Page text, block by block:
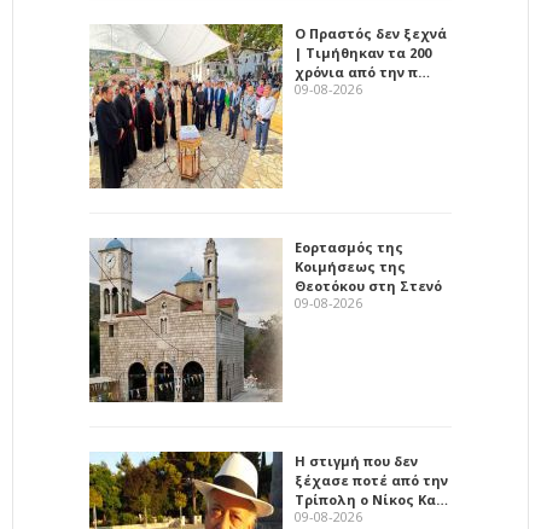
Ο Πραστός δεν ξεχνά
| Τιμήθηκαν τα 200
χρόνια από την π…
09-08-2026
Εορτασμός της
Κοιμήσεως της
Θεοτόκου στη Στενό
09-08-2026
Η στιγμή που δεν
ξέχασε ποτέ από την
Τρίπολη ο Νίκος Κα…
09-08-2026